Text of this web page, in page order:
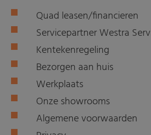
Quad leasen/financieren
Servicepartner Westra
Kentekenregeling
Bezorgen aan huis
Werkplaats
Onze showrooms
Algemene voorwaarden